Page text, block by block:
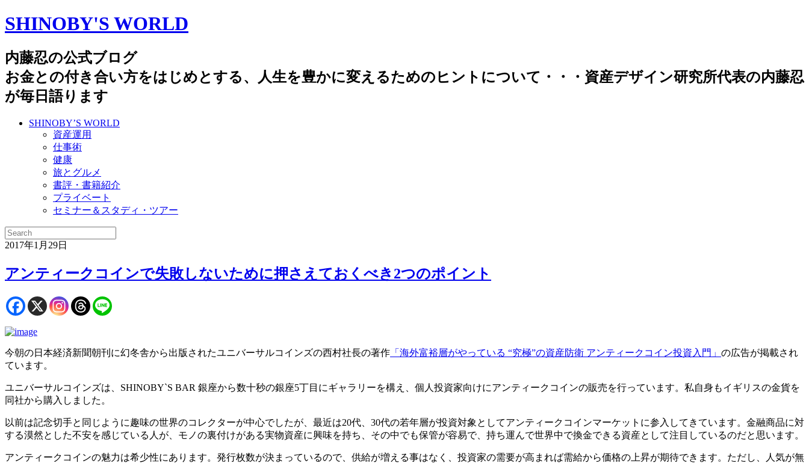
SHINOBY'S WORLD
内藤忍の公式ブログ
お金との付き合い方をはじめとする、人生を豊かに変えるためのヒントについて・・・資産デザイン研究所代表の内藤忍
が毎日語ります
SHINOBY’S WORLD
資産運用
仕事術
健康
旅とグルメ
書評・書籍紹介
プライベート
セミナー＆スタディ・ツアー
2017年1月29日
アンティークコインで失敗しないために押さえておくべき2つのポイント
今朝の日本経済新聞朝刊に幻冬舎から出版されたユニバーサルコインズの西村社長の著作 「海外富裕層がやっている “究極”の資産防衛 アンティークコイン投資入門」 の広告が掲載され
ています。
ユニバーサルコインズは、SHINOBY`S BAR 銀座から数十秒の銀座5丁目にギャラリーを構え、個人投資家向けにアンティークコインの販売を行っています。私自身もイギリスの金貨を
同社から購入しました。
以前は記念切手と同じように趣味の世界のコレクターが中心でしたが、最近は20代、30代の若年層が投資対象としてアンティークコインマーケットに参入してきています。金融商品に対
する漠然とした不安を感じている人が、モノの裏付けがある実物資産に興味を持ち、その中でも保管が容易で、持ち運んで世界中で換金できる資産として注目しているのだと思います。
アンティークコインの魅力は希少性にあります。発行枚数が決まっているので、供給が増える事はなく、投資家の需要が高まれば需給から価格の上昇が期待できます。ただし、人気が無